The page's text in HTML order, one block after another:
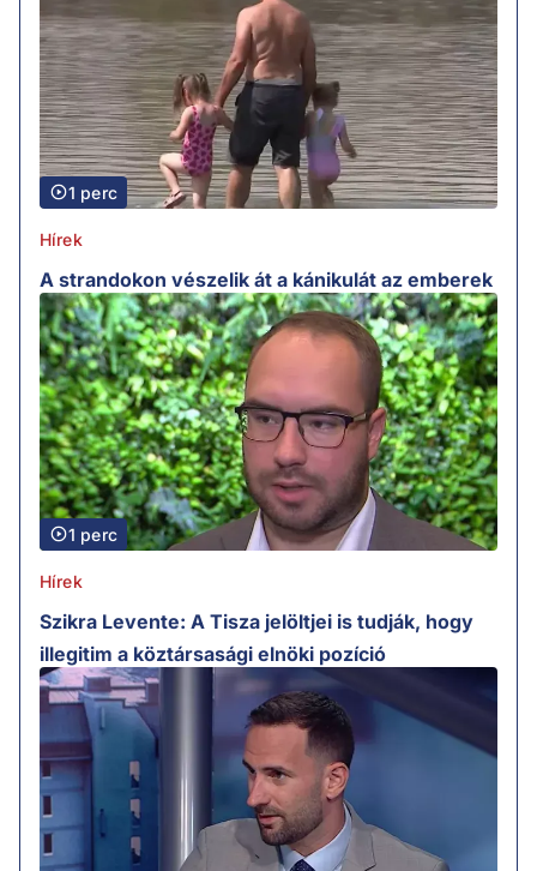
1 perc
Hírek
A strandokon vészelik át a kánikulát az emberek
1 perc
Hírek
Szikra Levente: A Tisza jelöltjei is tudják, hogy
illegitim a köztársasági elnöki pozíció